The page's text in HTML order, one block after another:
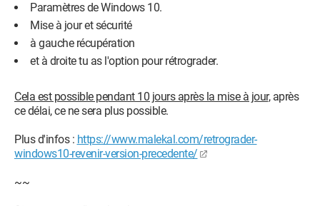
Paramètres de Windows 10.
Mise à jour et sécurité
à gauche récupération
et à droite tu as l'option pour rétrograder.
Cela est possible pendant 10 jours après la mise à jour, après
ce délai, ce ne sera plus possible.
Plus d'infos : https://www.malekal.com/retrograder-
windows10-revenir-version-precedente/
~~